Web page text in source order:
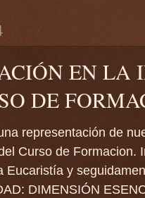
EN LA
DE
representación de
Curso de Formacion.
Eucaristía y
DIMENSIÓN